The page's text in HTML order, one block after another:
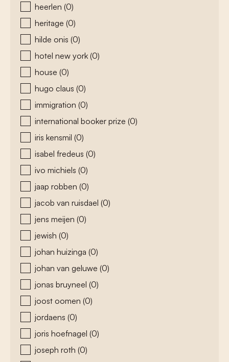
heerlen (0)
heritage (0)
hilde onis (0)
hotel new york (0)
house (0)
hugo claus (0)
immigration (0)
international booker prize (0)
iris kensmil (0)
isabel fredeus (0)
ivo michiels (0)
jaap robben (0)
jacob van ruisdael (0)
jens meijen (0)
jewish (0)
johan huizinga (0)
johan van geluwe (0)
jonas bruyneel (0)
joost oomen (0)
jordaens (0)
joris hoefnagel (0)
joseph roth (0)